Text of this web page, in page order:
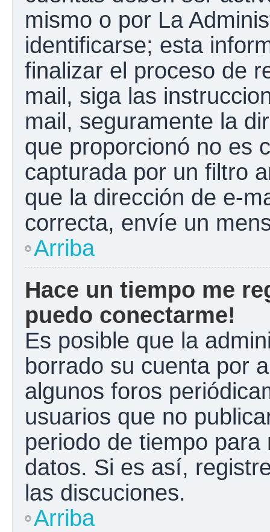
mismo o por La
identificarse; esta
finalizar el proceso de
mail, siga las
mail, seguramente la
que proporcionó no es
capturada por un filtro
que la dirección de e-
correcta, envíe un
Arriba
Hace un tiempo me
puedo conectarme!
Es posible que la
borrado su cuenta por
algunos foros
usuarios que no
periodo de tiempo
datos. Si es así,
las discuciones.
Arriba